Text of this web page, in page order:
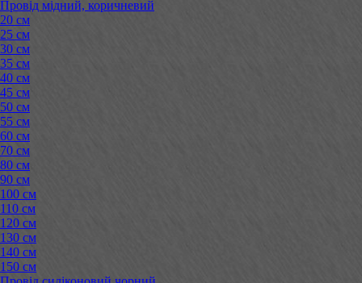
Провід мідний, коричневий
20 см
25 см
30 см
35 см
40 см
45 см
50 см
55 см
60 см
70 см
80 см
90 см
100 см
110 см
120 см
130 см
140 см
150 см